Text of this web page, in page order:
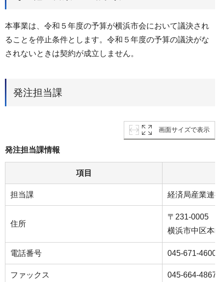
本事業は、令和５年度の予算が横浜市会において議決され
ることを停止条件とします。令和５年度の予算の議決がな
されないときは契約が成立しません。
発注担当課
画面サイズで表示
発注担当課情報
項目
担当課 経済局産業連
住所
〒231-0005
横浜市中区本
電話番号 045-671-4600
ファックス 045-664-4867